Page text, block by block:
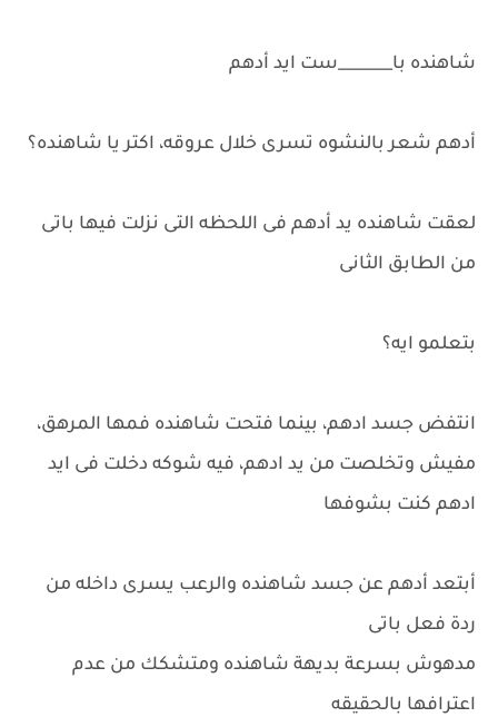
شاهنده با_______ست ايد أدهم
أدهم شعر بالنشوه تسرى خلال عروقه، اكتر يا شاهنده؟
لعقت شاهنده يد أدهم فى اللحظه التى نزلت فيها باتى
من الطابق الثانى
بتعلمو ايه؟
انتفض جسد ادهم، بينما فتحت شاهنده فمها المرهق،
مفيش وتخلصت من يد ادهم، فيه شوكه دخلت فى ايد
ادهم كنت بشوفها
أبتعد أدهم عن جسد شاهنده والرعب يسرى داخله من
ردة فعل باتى
مدهوش بسرعة بديهة شاهنده ومتشكك من عدم
اعترافها بالحقيقه